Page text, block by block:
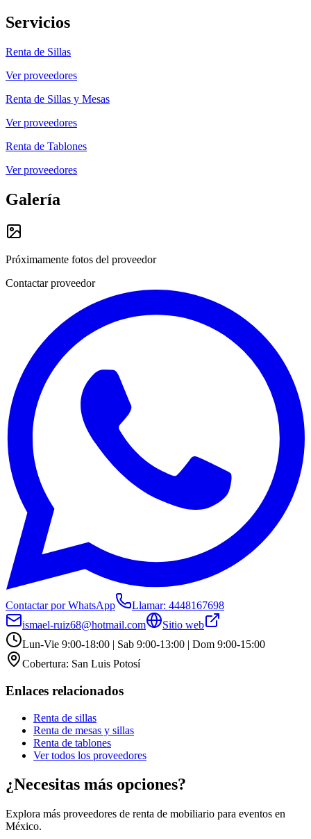
Servicios
Renta de Sillas
Ver proveedores
Renta de Sillas y Mesas
Ver proveedores
Renta de Tablones
Ver proveedores
Galería
Próximamente fotos del proveedor
Contactar proveedor
Contactar por WhatsApp Llamar: 4448167698
ismael-ruiz68@hotmail.com
Sitio web
Lun-Vie 9:00-18:00 | Sab 9:00-13:00 | Dom 9:00-15:00
Cobertura: San Luis Potosí
Enlaces relacionados
Renta de sillas
Renta de mesas y sillas
Renta de tablones
Ver todos los proveedores
¿Necesitas más opciones?
Explora más proveedores de renta de mobiliario para eventos en
México.